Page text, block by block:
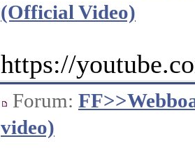
(Official Video)
https://
Forum:
video)